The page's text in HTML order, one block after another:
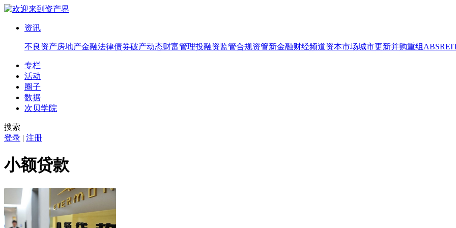
资讯
不良资产房地产金融法律债券破产动态财富管理投融资监管合规资管新金融财经频道资本市场城市更新并购重组 ABS
专栏
活动
圈子
数据
次贝学院
搜索
登录 | 注册
小额贷款